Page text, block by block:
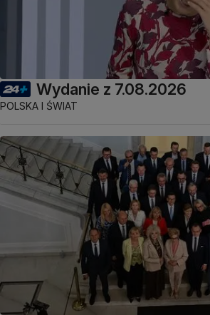
Wydanie z 7.08.2026
POLSKA I ŚWIAT